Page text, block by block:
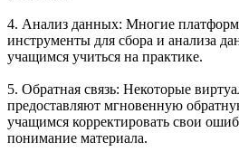
4. Анализ данных: Многие
инструменты для сбора и анализа
учащимся учиться на практике.
5. Обратная связь: Некоторые
предоставляют мгновенную
учащимся корректировать свои
понимание материала.